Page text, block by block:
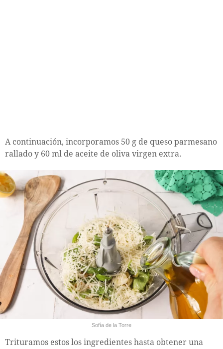
A continuación, incorporamos 50 g de queso parmesano
rallado y 60 ml de aceite de oliva virgen extra.
Sofía de la Torre
Trituramos estos los ingredientes hasta obtener una